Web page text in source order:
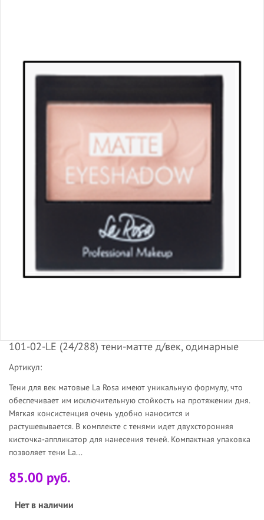
101-02-LE (24/288) тени-матте д/век, одинарные
Артикул:
Тени для век матовые La Rosa имеют уникальную формулу, что
обеспечивает им исключительную стойкость на протяжении дня.
Мягкая консистенция очень удобно наносится и
растушевывается. В комплекте с тенями идет двухсторонняя
кисточка-аппликатор для нанесения теней. Компактная упаковка
позволяет тени La...
85.00 руб.
Нет в наличии